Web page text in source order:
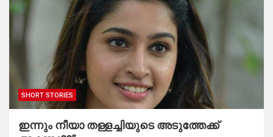
SHORT STORIES
ഇന്നും നീയാ തള്ളച്ചിയുടെ അടുത്തേക്ക്